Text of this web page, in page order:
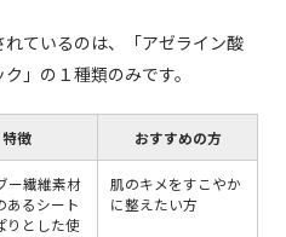
ているのは、「アゼライン酸
」の１種類のみです。
特徴 おすすめの方
ー繊維素材
あるシート
りとした使
肌のキメをすこやか
に整えたい方